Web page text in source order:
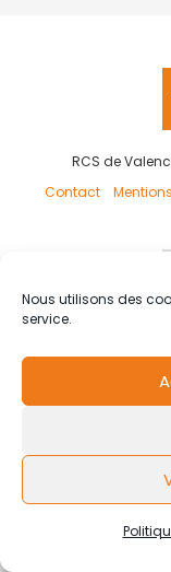
Nous utilisons des
service.
RCS de
Contact